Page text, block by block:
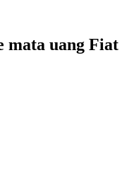
mata uang Fiat